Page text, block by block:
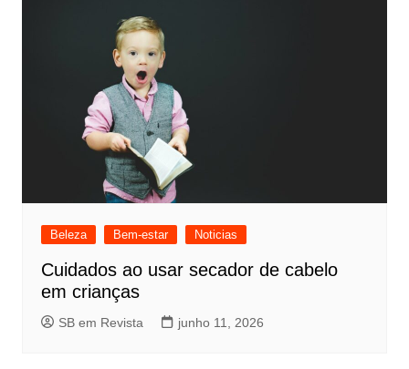
Beleza Bem-estar Noticias
Cuidados ao usar secador de cabelo
em crianças
SB em Revista junho 11, 2026